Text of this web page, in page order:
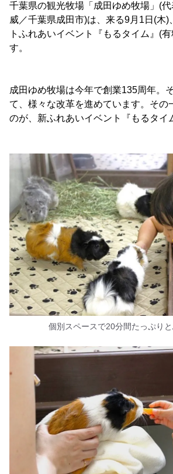
千葉県の観光牧場「成田ゆめ牧場」(
威／千葉県成田市)は、来る9月1日(木)
トふれあいイベント『もるタイム』(
す。
成田ゆめ牧場は今年で創業135周年。
て、様々な改革を進めています。その
のが、新ふれあいイベント『もるタイ
個別スペースで20分間たっぷり